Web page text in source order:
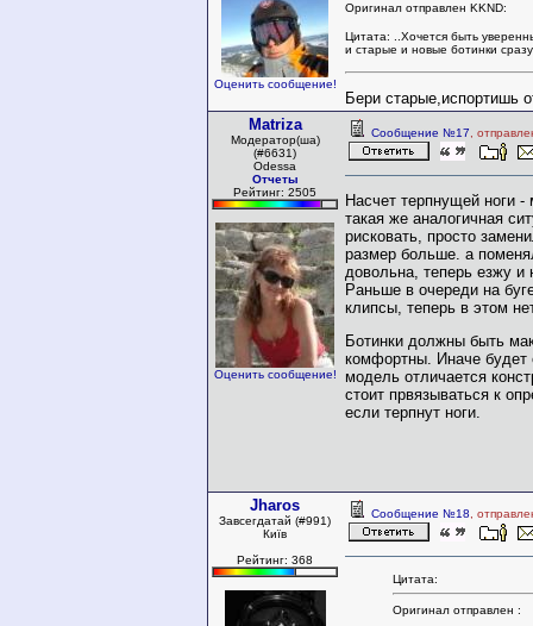
Оценить сообщение!
Оригинал отправлен KKND:
Цитата: ..Xочется быть
и старые и новые ботинки
Бери старые,испортишь
Matriza
Модератор(ша)
(#6631)
Odessa
Отчеты
Рейтинг: 2505
Оценить сообщение!
Сообщение №17 ,
Насчет терпнущей ноги -
такая же аналогичная
рисковать, просто
размер больше. а
довольна, теперь езжу
Раньше в очереди на
клипсы, теперь в этом
Ботинки должны быть
комфортны. Иначе будет
модель отличается
стоит првязываться к
если терпнут ноги.
Jharos
Завсегдатай (#991)
Київ
Рейтинг: 368
Сообщение №18 ,
Цитата:
Оригинал отправлен :